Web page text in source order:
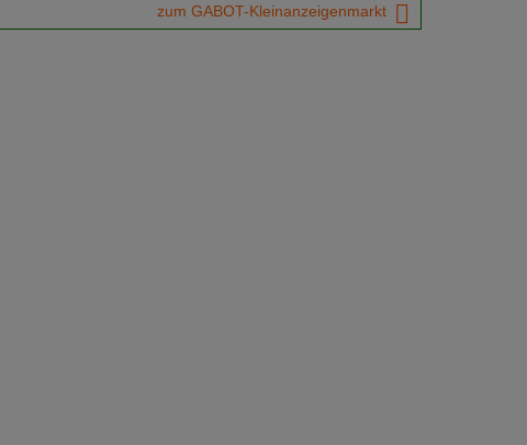
zum GABOT-Kleinanzeigenmarkt